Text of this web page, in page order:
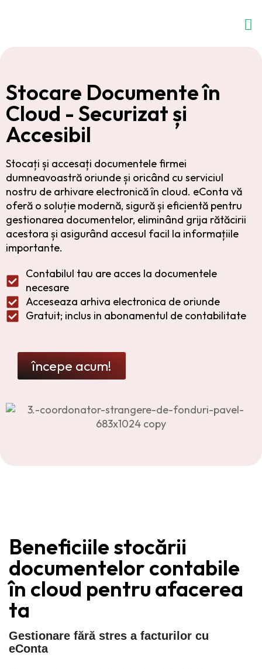
Stocare Documente în
Cloud - Securizat și
Accesibil
Stocați și accesați documentele firmei
dumneavoastră oriunde și oricând cu serviciul
nostru de arhivare electronică în cloud. eConta vă
oferă o soluție modernă, sigură și eficientă pentru
gestionarea documentelor, eliminând grija rătăcirii
acestora și asigurând accesul facil la informațiile
importante.
Contabilul tau are acces la documentele
necesare
Acceseaza arhiva electronica de oriunde
Gratuit; inclus in abonamentul de contabilitate
începe acum!
Beneficiile stocării
documentelor contabile
în cloud pentru afacerea
ta
Gestionare fără stres a facturilor cu
eConta